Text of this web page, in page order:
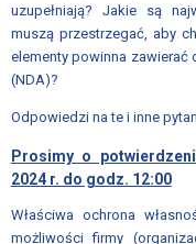
KOMISJA
we
Wrocławiu
uzupełniają? Jakie są
muszą przestrzegać, aby
elementy powinna
(NDA)?
Odpowiedzi na te i inne
Prosimy o
2024 r. do godz. 12:00
Właściwa ochrona
możliwości firmy